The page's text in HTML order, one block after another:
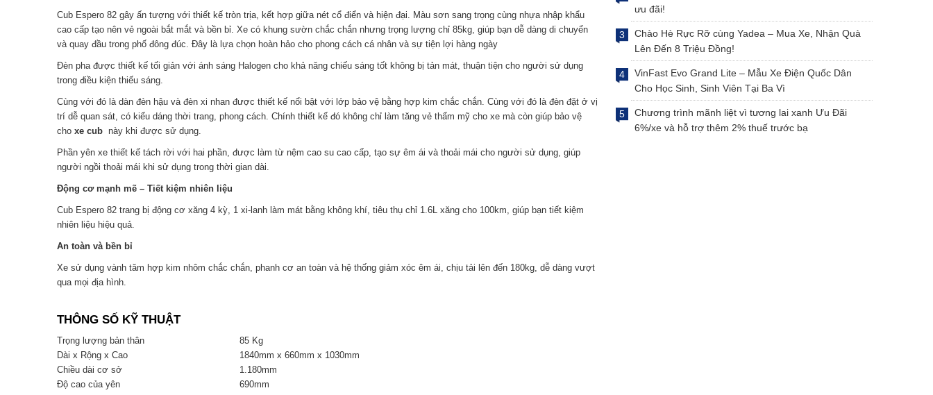
Cub Espero 82 gây ấn tượng với thiết kế tròn trịa, kết hợp giữa nét cổ điển và hiện đại. Màu sơn sang trọng cùng nhựa nhập khẩu
cao cấp tạo nên vẻ ngoài bắt mắt và bền bỉ. Xe có khung sườn chắc chắn nhưng trọng lượng chỉ 85kg, giúp bạn dễ dàng di chuyển
và quay đầu trong phố đông đúc. Đây là lựa chọn hoàn hảo cho phong cách cá nhân và sự tiện lợi hàng ngày
Đèn pha được thiết kế tối giản với ánh sáng Halogen cho khả năng chiếu sáng tốt không bị tản mát, thuận tiện cho người sử dụng
trong điều kiện thiếu sáng.
Cùng với đó là dàn đèn hậu và đèn xi nhan được thiết kế nổi bật với lớp bảo vệ bằng hợp kim chắc chắn. Cùng với đó là đèn đặt ở vị
trí dễ quan sát, có kiểu dáng thời trang, phong cách. Chính thiết kế đó không chỉ làm tăng vẻ thẩm mỹ cho xe mà còn giúp bảo vệ
cho xe cub này khi được sử dụng.
Phần yên xe thiết kế tách rời với hai phần, được làm từ nệm cao su cao cấp, tạo sự êm ái và thoải mái cho người sử dụng, giúp
người ngồi thoải mái khi sử dụng trong thời gian dài.
Động cơ mạnh mẽ – Tiết kiệm nhiên liệu
Cub Espero 82 trang bị động cơ xăng 4 kỳ, 1 xi-lanh làm mát bằng không khí, tiêu thụ chỉ 1.6L xăng cho 100km, giúp bạn tiết kiệm
nhiên liệu hiệu quả.
An toàn và bền bỉ
Xe sử dụng vành tăm hợp kim nhôm chắc chắn, phanh cơ an toàn và hệ thống giảm xóc êm ái, chịu tải lên đến 180kg, dễ dàng vượt
qua mọi địa hình.
THÔNG SỐ KỸ THUẬT
Trọng lượng bản thân
85 Kg
Dài x Rộng x Cao
1840mm x 660mm x 1030mm
Chiều dài cơ sở
1.180mm
Độ cao của yên
690mm
ưu đãi!
Chào Hè Rực Rỡ cùng Yadea – Mua Xe, Nhận Quà
Lên Đến 8 Triệu Đồng!
VinFast Evo Grand Lite – Mẫu Xe Điện Quốc Dân
Cho Học Sinh, Sinh Viên Tại Ba Vì
Chương trình mãnh liệt vì tương lai xanh Ưu Đãi
6%/xe và hỗ trợ thêm 2% thuế trước bạ